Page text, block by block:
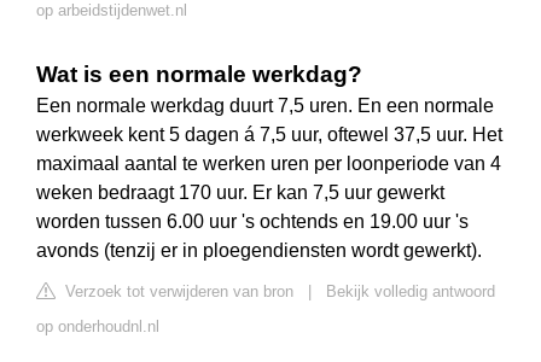
op arbeidstijdenwet.nl
Wat is een normale werkdag?
Een normale werkdag duurt 7,5 uren. En een normale
werkweek kent 5 dagen á 7,5 uur, oftewel 37,5 uur. Het
maximaal aantal te werken uren per loonperiode van 4
weken bedraagt 170 uur. Er kan 7,5 uur gewerkt
worden tussen 6.00 uur 's ochtends en 19.00 uur 's
avonds (tenzij er in ploegendiensten wordt gewerkt).
Verzoek tot verwijderen van bron
Bekijk volledig antwoord
op onderhoudnl.nl